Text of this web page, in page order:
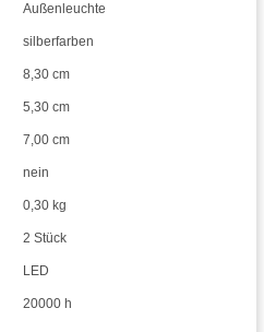
Außenleuchte
silberfarben
8,30 cm
5,30 cm
7,00 cm
nein
0,30 kg
2 Stück
LED
20000 h